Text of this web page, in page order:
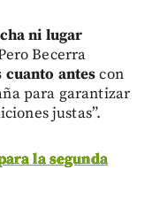
ni lugar
Becerra
antescon
para garantizar
justas”.
la segunda